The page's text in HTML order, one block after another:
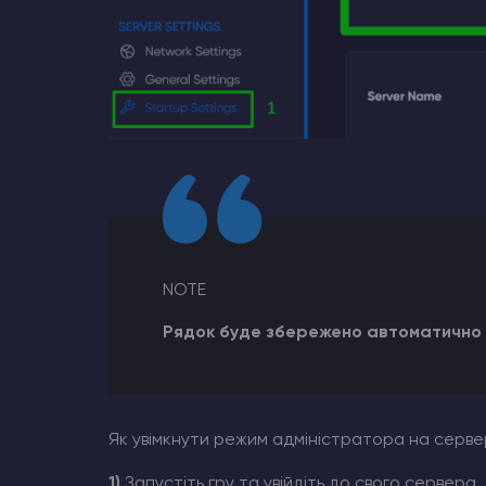
NOTE
Рядок буде збережено автоматично
Як увімкнути режим адміністратора на